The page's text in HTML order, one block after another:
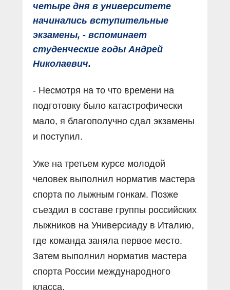
четыре дня в университете
начинались вступительные
экзамены, - вспоминает
студенческие годы Андрей
Николаевич.
- Несмотря на то что времени на
подготовку было катастрофически
мало, я благополучно сдал экзамены
и поступил.
Уже на третьем курсе молодой
человек выполнил норматив мастера
спорта по лыжным гонкам. Позже
съездил в составе группы российских
лыжников на Универсиаду в Италию,
где команда заняла первое место.
Затем выполнил норматив мастера
спорта России международного
класса.